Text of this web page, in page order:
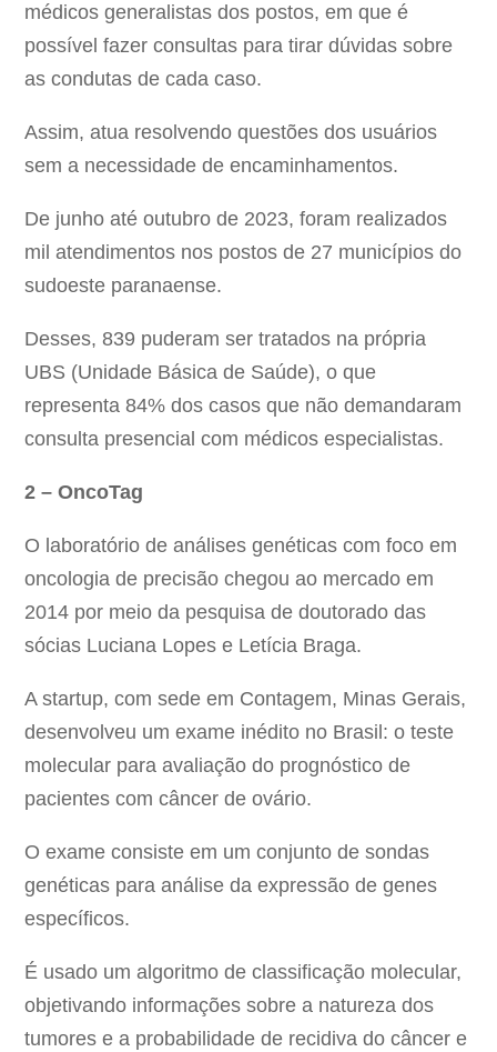
médicos generalistas dos postos, em que é
possível fazer consultas para tirar dúvidas sobre
as condutas de cada caso.
Assim, atua resolvendo questões dos usuários
sem a necessidade de encaminhamentos.
De junho até outubro de 2023, foram realizados
mil atendimentos nos postos de 27 municípios do
sudoeste paranaense.
Desses, 839 puderam ser tratados na própria
UBS (Unidade Básica de Saúde), o que
representa 84% dos casos que não demandaram
consulta presencial com médicos especialistas.
2 – OncoTag
O laboratório de análises genéticas com foco em
oncologia de precisão chegou ao mercado em
2014 por meio da pesquisa de doutorado das
sócias Luciana Lopes e Letícia Braga.
A startup, com sede em Contagem, Minas Gerais,
desenvolveu um exame inédito no Brasil: o teste
molecular para avaliação do prognóstico de
pacientes com câncer de ovário.
O exame consiste em um conjunto de sondas
genéticas para análise da expressão de genes
específicos.
É usado um algoritmo de classificação molecular,
objetivando informações sobre a natureza dos
tumores e a probabilidade de recidiva do câncer e